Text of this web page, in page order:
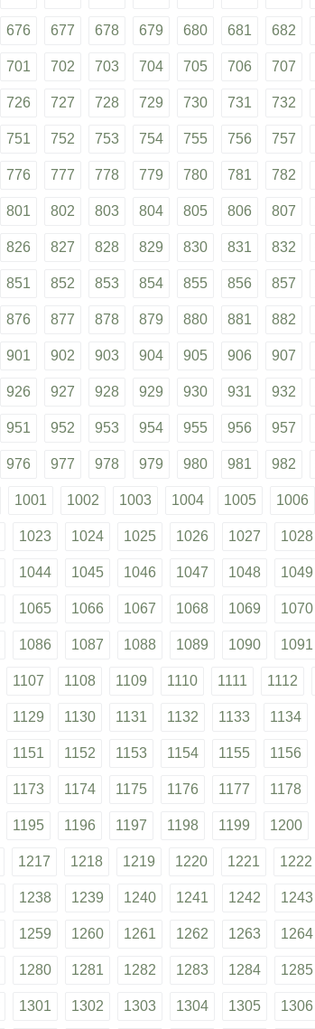
676 677 678 679 680 681 682
701 702 703 704 705 706 707
726 727 728 729 730 731 732
751 752 753 754 755 756 757
776 777 778 779 780 781 782
801 802 803 804 805 806 807
826 827 828 829 830 831 832
851 852 853 854 855 856 857
876 877 878 879 880 881 882
901 902 903 904 905 906 907
926 927 928 929 930 931 932
951 952 953 954 955 956 957
976 977 978 979 980 981 982
1001 1002 1003 1004 1005 1006
1023 1024 1025 1026 1027 1028
1044 1045 1046 1047 1048 1049
1065 1066 1067 1068 1069 1070
1086 1087 1088 1089 1090 1091
1107 1108 1109 1110 1111 1112
1129 1130 1131 1132 1133 1134
1151 1152 1153 1154 1155 1156
1173 1174 1175 1176 1177 1178
1195 1196 1197 1198 1199 1200
1217 1218 1219 1220 1221 1222
1238 1239 1240 1241 1242 1243
1259 1260 1261 1262 1263 1264
1280 1281 1282 1283 1284 1285
1301 1302 1303 1304 1305 1306